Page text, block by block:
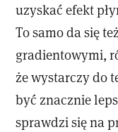
uzyskać efekt
To samo da się
gradientowymi,
że wystarczy do
być znacznie
sprawdzi się na